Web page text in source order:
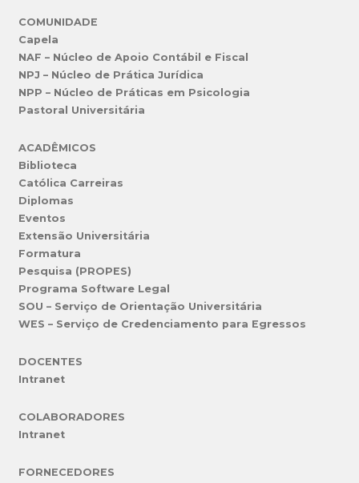
COMUNIDADE
Capela
NAF – Núcleo de Apoio Contábil e Fiscal
NPJ – Núcleo de Prática Jurídica
NPP – Núcleo de Práticas em Psicologia
Pastoral Universitária
ACADÊMICOS
Biblioteca
Católica Carreiras
Diplomas
Eventos
Extensão Universitária
Formatura
Pesquisa (PROPES)
Programa Software Legal
SOU – Serviço de Orientação Universitária
WES – Serviço de Credenciamento para Egressos
DOCENTES
Intranet
COLABORADORES
Intranet
FORNECEDORES